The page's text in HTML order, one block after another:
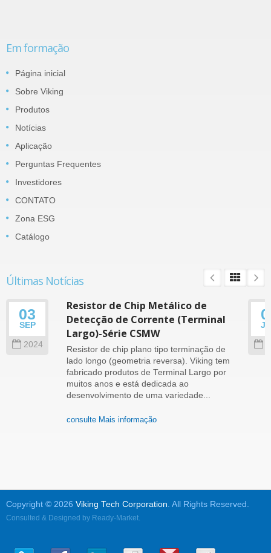
Em formação
Página inicial
Sobre Viking
Produtos
Notícias
Aplicação
Perguntas Frequentes
Investidores
CONTATO
Zona ESG
Catálogo
Últimas Notícias
03
SEP
2024
Resistor de Chip Metálico de
Detecção de Corrente (Terminal
Largo)-Série CSMW
Resistor de chip plano tipo terminação de
lado longo (geometria reversa). Viking tem
fabricado produtos de Terminal Largo por
muitos anos e está dedicada ao
desenvolvimento de uma variedade...
consulte Mais informação
Copyright © 2026 Viking Tech Corporation . All Rights Reserved.
Consulted & Designed by Ready-Market